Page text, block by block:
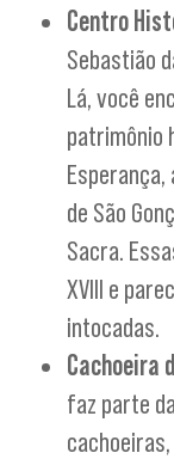
Centro
Sebastião
Lá, você
patrimônio
Esperança,
de São
Sacra.
XVIII e
intocadas.
Cachoeira
faz parte